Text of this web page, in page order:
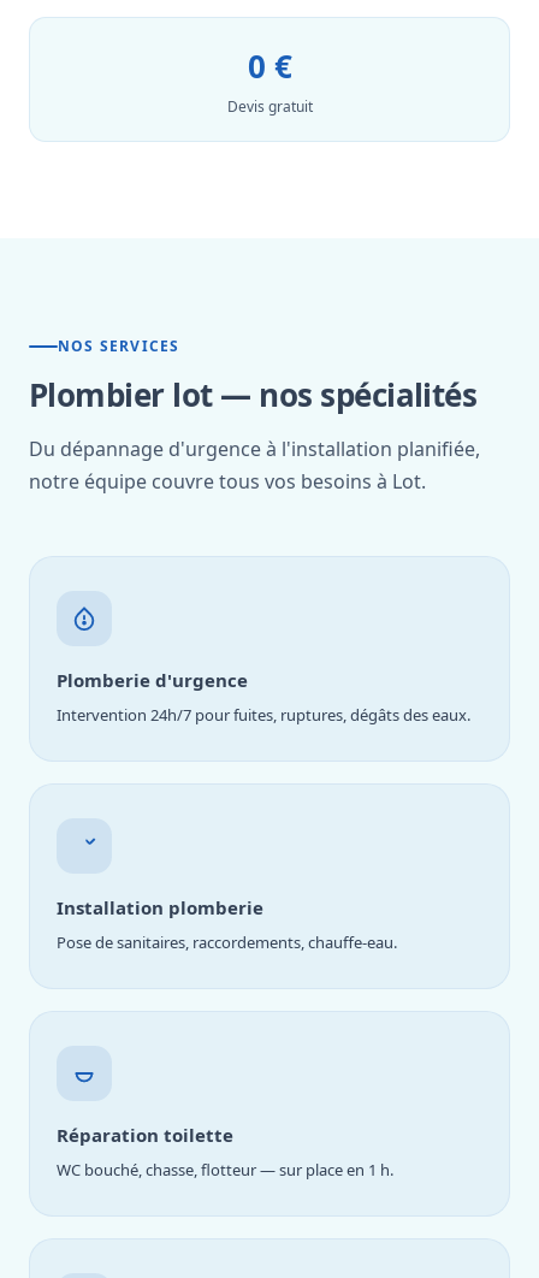
0 €
Devis gratuit
NOS SERVICES
Plombier lot — nos spécialités
Du dépannage d'urgence à l'installation planifiée,
notre équipe couvre tous vos besoins à Lot.
Plomberie d'urgence
Intervention 24h/7 pour fuites, ruptures, dégâts des eaux.
Installation plomberie
Pose de sanitaires, raccordements, chauffe-eau.
Réparation toilette
WC bouché, chasse, flotteur — sur place en 1 h.